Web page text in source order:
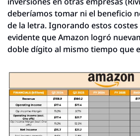
deberíamos tomar ni el beneficio
de la letra. Ignorando estos
evidente que Amazon logró
doble dígito al mismo tiempo que